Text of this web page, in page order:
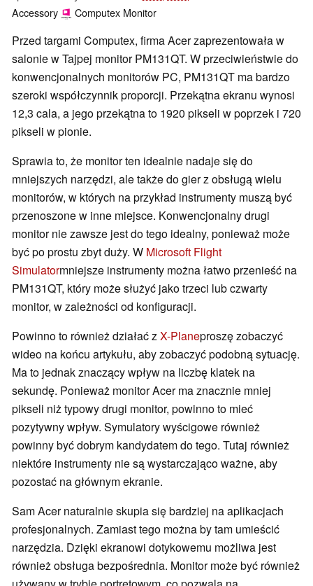
Accessory Computex Monitor
Przed targami Computex, firma Acer zaprezentowała w
salonie w Tajpej monitor PM131QT. W przeciwieństwie do
konwencjonalnych monitorów PC, PM131QT ma bardzo
szeroki współczynnik proporcji. Przekątna ekranu wynosi
12,3 cala, a jego przekątna to 1920 pikseli w poprzek i 720
pikseli w pionie.
Sprawia to, że monitor ten idealnie nadaje się do
mniejszych narzędzi, ale także do gier z obsługą wielu
monitorów, w których na przykład instrumenty muszą być
przenoszone w inne miejsce. Konwencjonalny drugi
monitor nie zawsze jest do tego idealny, ponieważ może
być po prostu zbyt duży. W Microsoft Flight
Simulatormniejsze instrumenty można łatwo przenieść na
PM131QT, który może służyć jako trzeci lub czwarty
monitor, w zależności od konfiguracji.
Powinno to również działać zX-Planeproszę zobaczyć
wideo na końcu artykułu, aby zobaczyć podobną sytuację.
Ma to jednak znaczący wpływ na liczbę klatek na
sekundę. Ponieważ monitor Acer ma znacznie mniej
pikseli niż typowy drugi monitor, powinno to mieć
pozytywny wpływ. Symulatory wyścigowe również
powinny być dobrym kandydatem do tego. Tutaj również
niektóre instrumenty nie są wystarczająco ważne, aby
pozostać na głównym ekranie.
Sam Acer naturalnie skupia się bardziej na aplikacjach
profesjonalnych. Zamiast tego można by tam umieścić
narzędzia. Dzięki ekranowi dotykowemu możliwa jest
również obsługa bezpośrednia. Monitor może być również